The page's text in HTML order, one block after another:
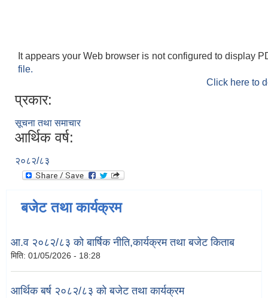
It appears your Web browser is not configured to display
file.
Click here to
प्रकार:
सूचना तथा समाचार
आर्थिक वर्ष:
२०८२/८३
बजेट तथा कार्यक्रम
आ.व २०८२/८३ को बार्षिक नीति,कार्यक्रम तथा बजेट किताब
मिति: 01/05/2026 - 18:28
आर्थिक बर्ष २०८२/८३ को बजेट तथा कार्यक्रम